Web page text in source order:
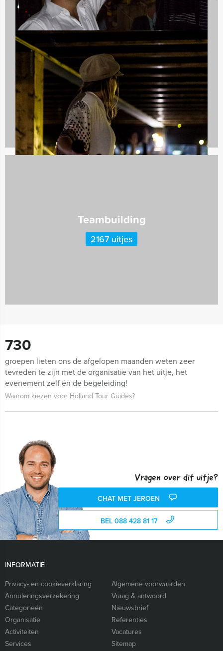
Culinaire uitjes
1237 uitjes
Teambuilding
2167 uitjes
730
groepen lieten ons de afgelopen maanden weten zeer
tevreden te zijn met de organisatie van het uitje, het
evenement zelf én de begeleiding!
Waarom kiezen voor Holland Tour Guides?
Vragen over dit uitje?
CHAT MET JEROEN
BEL 088 428 81 17
INFORMATIE
Privacy- en cookieverklaring
Algemene voorwaarden
Annuleringsverzekering
Vraag & antwoord
Categorieën
Nieuwsbrief
Organisatie
Referenties
Activiteiten
Vacatures
Services
Sitemap